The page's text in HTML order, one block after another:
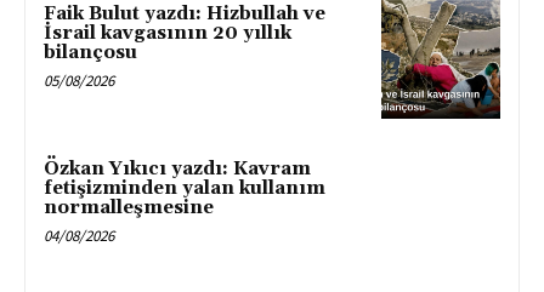
Faik Bulut yazdı: Hizbullah ve
İsrail kavgasının 20 yıllık
bilançosu
05/08/2026
Özkan Yıkıcı yazdı: Kavram
fetişizminden yalan kullanım
normalleşmesine
04/08/2026